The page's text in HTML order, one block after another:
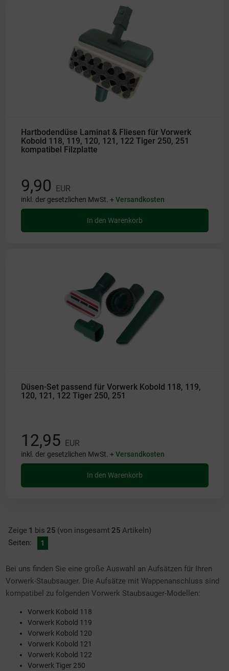
Hartbodendüse Laminat & Fliesen für Vorwerk
Kobold 118, 119, 120, 121, 122 Tiger 250, 251
kompatibel Filzplatte
9,90 EUR
inkl. der gesetzlichen MwSt. +Versandkosten
In den Warenkorb
Düsen-Set passend für Vorwerk Kobold 118, 119,
120, 121, 122 Tiger 250, 251
12,95 EUR
inkl. der gesetzlichen MwSt. +Versandkosten
In den Warenkorb
Zeige 1 bis 25 (von insgesamt 25 Artikeln)
Seiten:
1
Bei uns finden Sie eine große Auswahl an Aufsätzen für Ihren
Vorwerk-Staubsauger. Die Aufsätze mit Wappenanschluss sind
kompatibel zu folgenden Vorwerk Staubsauger-Modellen:
Vorwerk Kobold 118
Vorwerk Kobold 119
Vorwerk Kobold 120
Vorwerk Kobold 121
Vorwerk Kobold 122
Vorwerk Tiger 250